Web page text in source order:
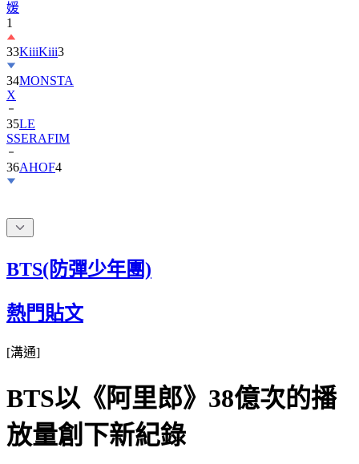
媛
1
33KiiiKiii3
34MONSTA
X
35LE
SSERAFIM
36AHOF4
BTS(防彈少年團)
熱門貼文
[溝通]
BTS以《阿里郎》38億次的播
放量創下新紀錄